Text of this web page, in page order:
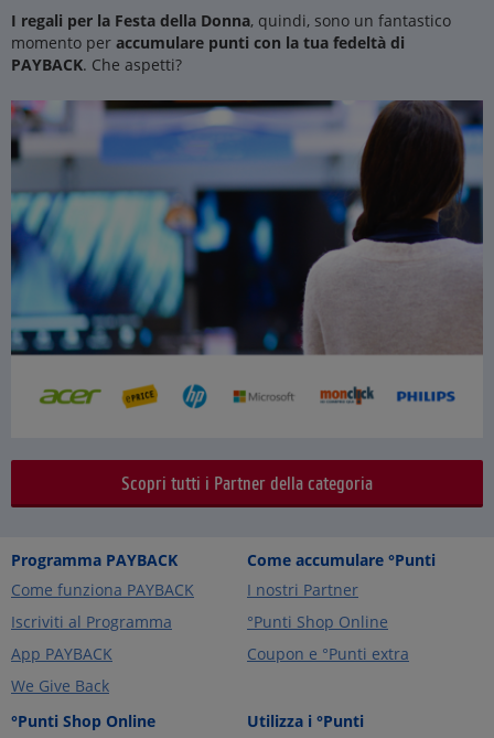
I regali per la Festa della Donna, quindi, sono un fantastico
momento per accumulare punti con la tua fedeltà di
PAYBACK. Che aspetti?
Scopri tutti i Partner della categoria
Programma PAYBACK
Come funziona PAYBACK
Iscriviti al Programma
App PAYBACK
We Give Back
Come accumulare °Punti
I nostri Partner
°Punti Shop Online
Coupon e °Punti extra
°Punti Shop Online
Utilizza i °Punti